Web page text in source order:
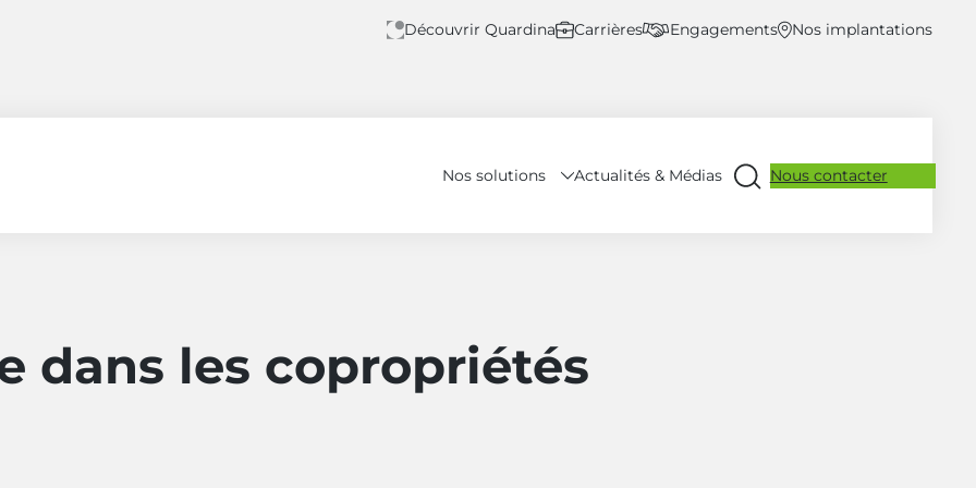
Découvrir Quardina Carrières Engagements Nos implantations
Nos solutions Actualités & Médias
Ouvrir
Nous contacter
dans les copropriétés